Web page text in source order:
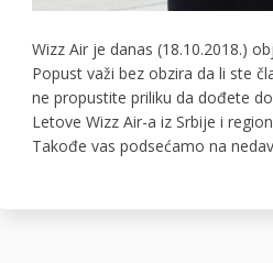
Wizz Air je danas (18.10.2018.)
Popust važi bez obzira da li ste
ne propustite priliku da dođete
Letove Wizz Air-a iz Srbije i
Takođe vas podsećamo na